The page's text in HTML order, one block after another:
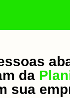
da
sua